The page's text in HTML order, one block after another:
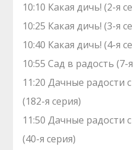
10:10 Какая дичь! (2-я
10:25 Какая дичь! (3-я
10:40 Какая дичь! (4-я
10:55 Сад в радость (7-
11:20 Дачные радости
(182-я серия)
11:50 Дачные радости
(40-я серия)